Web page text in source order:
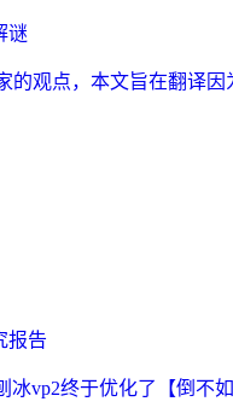
谜
观点，本文旨在翻译
报告
冰vp2终于优化了【